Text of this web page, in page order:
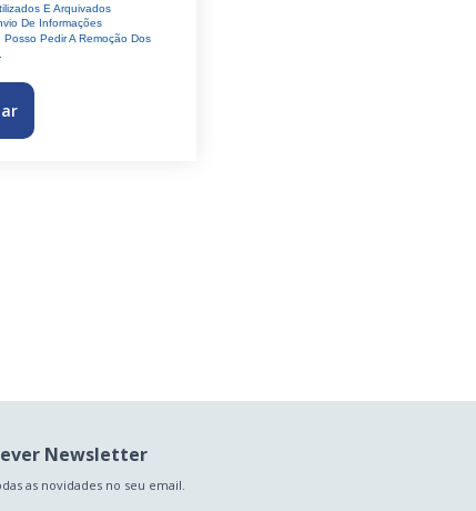
E Arquivados
De Informações
Pedir A Remoção Dos
Newsletter
as novidades no seu email.